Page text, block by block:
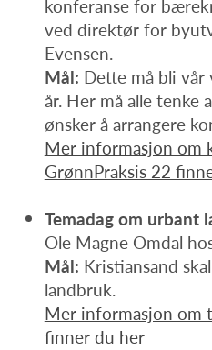
konferanse for
ved direktør for
Evensen.
Mål: Dette må bli
år. Her må alle tenke
ønsker å arrangere
Mer informasjon om
GrønnPraksis 22
Temadag om urbant
Ole Magne Omdal
Mål: Kristiansand
landbruk.
Mer informasjon om
finner du her